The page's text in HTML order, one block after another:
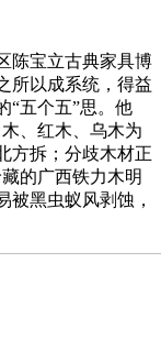
宝立古典家具博
所以成系统，得益
“五个五”思。他
、红木、乌木为
方拆；分歧木材正
的广西铁力木明
被黑虫蚁风剥蚀，